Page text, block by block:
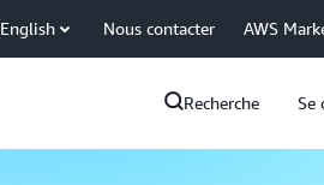
English Nous contacter AWS
Recherche Se